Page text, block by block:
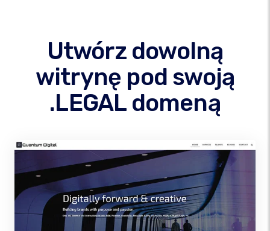
Utwórz dowolną
witrynę pod swoją
.LEGAL domeną